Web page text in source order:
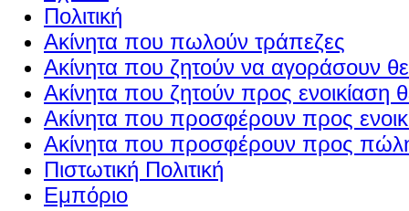
Πολιτική
Ακίνητα που πωλούν τράπεζες
Ακίνητα που ζητούν να αγοράσουν
Ακίνητα που ζητούν προς ενοικίαση
Ακίνητα που προσφέρουν προς
Ακίνητα που προσφέρουν προς
Πιστωτική Πολιτική
Εμπόριο